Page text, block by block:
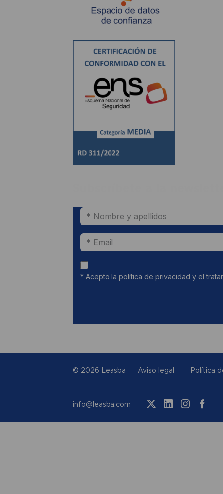
© 2026 Leasba Aviso legal Política
info@leasba.com